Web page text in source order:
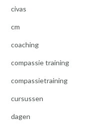
civas
cm
coaching
compassie training
compassietraining
cursussen
dagen